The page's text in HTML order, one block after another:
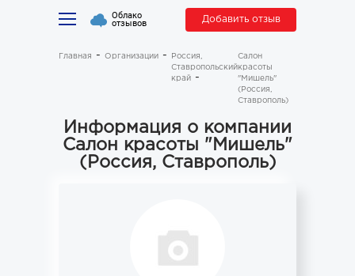
Облако
отзывов Добавить отзыв
Главная Организации
Россия,
Ставропольский
край
Салон
красоты
"Мишель"
(Россия,
Ставрополь)
Информация о компании
Салон красоты "Мишель"
(Россия, Ставрополь)